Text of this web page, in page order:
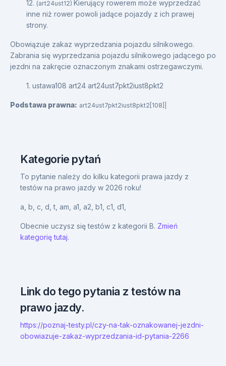
12. (art24ust12) Kierujący rowerem może wyprzedzać
inne niż rower powoli jadące pojazdy z ich prawej
strony.
Obowiązuje zakaz wyprzedzania pojazdu silnikowego.
Zabrania się wyprzedzania pojazdu silnikowego jadącego po
jezdni na zakręcie oznaczonym znakami ostrzegawczymi.
1. ustawa108 art24 art24ust7pkt2iust8pkt2
Podstawa prawna: art24ust7pkt2iust8pkt2[108]|
Kategorie pytań
To pytanie należy do kilku kategorii prawa jazdy z
testów na prawo jazdy w 2026 roku!
a, b, c, d,t, am, a1, a2, b1, c1, d1,
Obecnie uczysz się testów z kategorii B. Zmień
kategorię tutaj.
Link do tego pytania z testów na
prawo jazdy.
https://poznaj-testy.pl/czy-na-tak-oznakowanej-jezdni-
obowiazuje-zakaz-wyprzedzania-id-pytania-2266